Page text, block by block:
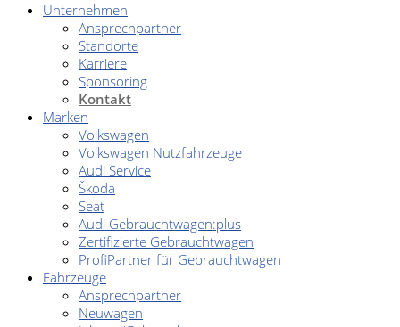
Unternehmen
Ansprechpartner
Standorte
Karriere
Sponsoring
Kontakt
Marken
Volkswagen
Volkswagen Nutzfahrzeuge
Audi Service
Škoda
Seat
Audi Gebrauchtwagen:plus
Zertifizierte Gebrauchtwagen
ProfiPartner für Gebrauchtwagen
Fahrzeuge
Ansprechpartner
Neuwagen